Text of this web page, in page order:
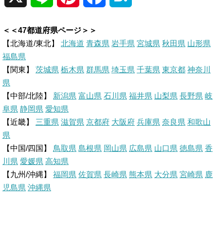
n n
s
t
c
k
t
＜＜47都道府県ページ＞＞
【北海道/東北】 北海道 青森県 岩手県 宮城県 秋田県 山形県
福島県
【関東】 茨城県 栃木県 群馬県 埼玉県 千葉県 東京都 神奈川
県
【中部/北陸】 新潟県 富山県 石川県 福井県 山梨県 長野県 岐
阜県 静岡県 愛知県
【近畿】 三重県 滋賀県 京都府 大阪府 兵庫県 奈良県 和歌山
県
【中国/四国】 鳥取県 島根県 岡山県 広島県 山口県 徳島県 香
川県 愛媛県 高知県
【九州/沖縄】 福岡県 佐賀県 長崎県 熊本県 大分県 宮崎県 鹿
児島県 沖縄県